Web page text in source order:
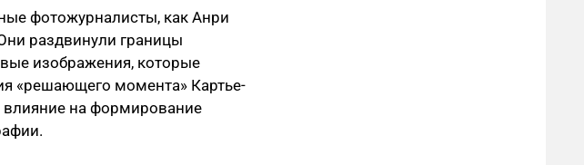
фотожурналисты, как Анри
раздвинули границы
изображения, которые
«решающего момента» Картье-
влияние на формирование